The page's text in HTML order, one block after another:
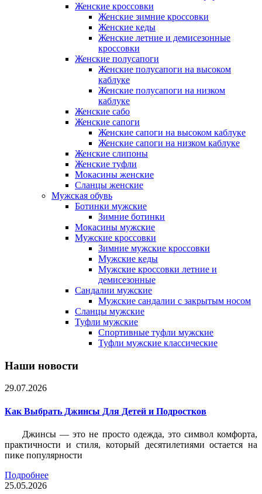
Женские кроссовки
Женские зимние кроссовки
Женские кеды
Женские летние и демисезонные
кроссовки
Женские полусапоги
Женские полусапоги на высоком
каблуке
Женские полусапоги на низком
каблуке
Женские сабо
Женские сапоги
Женские сапоги на высоком каблуке
Женские сапоги на низком каблуке
Женские слипоны
Женские туфли
Мокасины женские
Сланцы женские
Мужская обувь
Ботинки мужские
Зимние ботинки
Мокасины мужские
Мужские кроссовки
Зимние мужские кроссовки
Мужские кеды
Мужские кроссовки летние и
демисезонные
Сандалии мужские
Мужские сандалии с закрытым носом
Сланцы мужские
Туфли мужские
Спортивные туфли мужские
Туфли мужские классические
Наши новости
29.07.2026
Как Выбрать Джинсы Для Детей и Подростков
Джинсы — это не просто одежда, это символ комфорта,
практичности и стиля, который десятилетиями остается на
пике популярности
Подробнее
25.05.2026